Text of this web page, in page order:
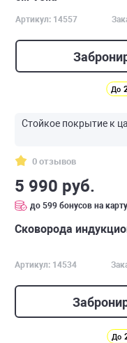
Артикул: 14557
До
Стойкое покрытие к
0 отзывов
5 990 руб.
до 599 бонусов на карту
Сковорода
Артикул: 14534
До